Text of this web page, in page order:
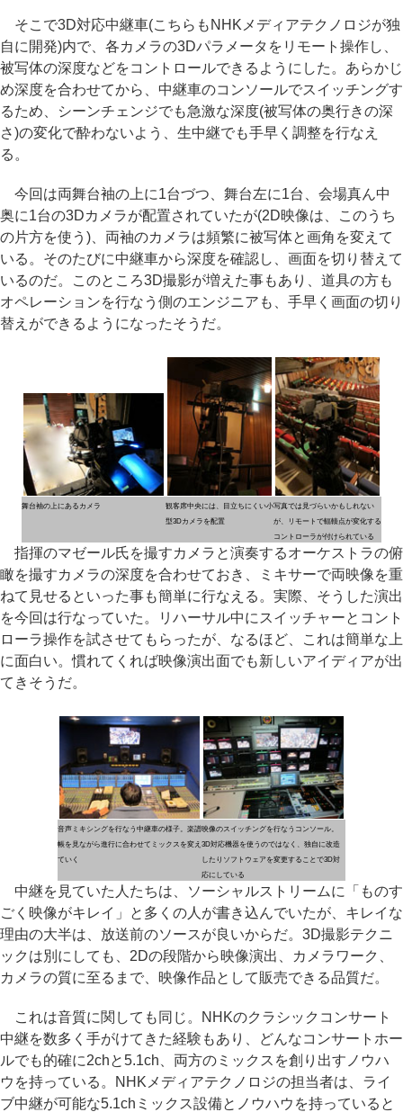
そこで3D対応中継車(こちらもNHKメディアテクノロジが独
自に開発)内で、各カメラの3Dパラメータをリモート操作し、
被写体の深度などをコントロールできるようにした。あらかじ
め深度を合わせてから、中継車のコンソールでスイッチングす
るため、シーンチェンジでも急激な深度(被写体の奥行きの深
さ)の変化で酔わないよう、生中継でも手早く調整を行なえ
る。
今回は両舞台袖の上に1台づつ、舞台左に1台、会場真ん中
奥に1台の3Dカメラが配置されていたが(2D映像は、このうち
の片方を使う)、両袖のカメラは頻繁に被写体と画角を変えて
いる。そのたびに中継車から深度を確認し、画面を切り替えて
いるのだ。このところ3D撮影が増えた事もあり、道具の方も
オペレーションを行なう側のエンジニアも、手早く画面の切り
替えができるようになったそうだ。
舞台袖の上にあるカメラ
観客席中央には、目立ちにくい小
型3Dカメラを配置
写真では見づらいかもしれない
が、リモートで輻輳点が変化する
コントローラが付けられている
指揮のマゼール氏を撮すカメラと演奏するオーケストラの俯
瞰を撮すカメラの深度を合わせておき、ミキサーで両映像を重
ねて見せるといった事も簡単に行なえる。実際、そうした演出
を今回は行なっていた。リハーサル中にスイッチャーとコント
ローラ操作を試させてもらったが、なるほど、これは簡単な上
に面白い。慣れてくれば映像演出面でも新しいアイディアが出
てきそうだ。
音声ミキシングを行なう中継車の様子。楽譜
帳を見ながら進行に合わせてミックスを変え
ていく
映像のスイッチングを行なうコンソール。
3D対応機器を使うのではなく、独自に改造
したりソフトウェアを変更することで3D対
応にしている
中継を見ていた人たちは、ソーシャルストリームに「ものす
ごく映像がキレイ」と多くの人が書き込んでいたが、キレイな
理由の大半は、放送前のソースが良いからだ。3D撮影テクニ
ックは別にしても、2Dの段階から映像演出、カメラワーク、
カメラの質に至るまで、映像作品として販売できる品質だ。
これは音質に関しても同じ。NHKのクラシックコンサート
中継を数多く手がけてきた経験もあり、どんなコンサートホー
ルでも的確に2chと5.1ch、両方のミックスを創り出すノウハ
ウを持っている。NHKメディアテクノロジの担当者は、ライ
ブ中継が可能な5.1chミックス設備とノウハウを持っていると